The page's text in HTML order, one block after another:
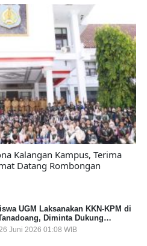
Kalangan Kampus, Terima
Datang Rombongan
UGM Laksanakan KKN-KPM di
Diminta Dukung
dan Beri Solusi pada Persoalan
Pesisir
Juni 2026 01:08 WIB